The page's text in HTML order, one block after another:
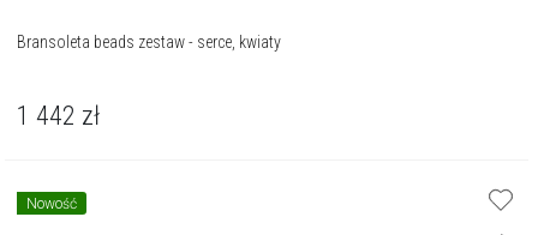
Bransoleta beads zestaw - serce, kwiaty
1 442 zł
Nowość